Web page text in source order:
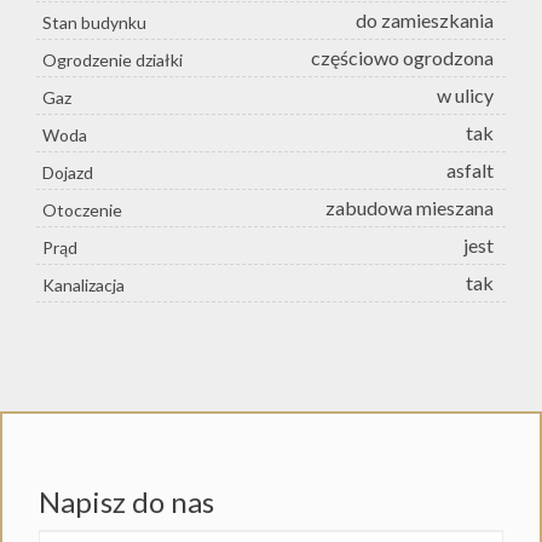
Stan budynku do zamieszkania
Ogrodzenie działki częściowo ogrodzona
Gaz w ulicy
Woda tak
Dojazd asfalt
Otoczenie zabudowa mieszana
Prąd jest
Kanalizacja tak
Napisz do nas